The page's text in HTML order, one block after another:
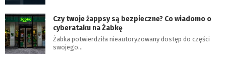
Czy twoje żappsy są bezpieczne? Co wiadomo o
cyberataku na Żabkę
Żabka potwierdziła nieautoryzowany dostęp do części
swojego…